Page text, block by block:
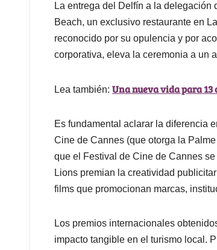
La entrega del Delfín a la delegación
Beach, un exclusivo restaurante en
reconocido por su opulencia y por
corporativa, eleva la ceremonia a un
Lea también: Una nueva vida para
Es fundamental aclarar la diferencia
Cine de Cannes (que otorga la
que el Festival de Cine de Cannes
Lions premian la creatividad
films que promocionan marcas,
Los premios internacionales
impacto tangible en el turismo local.